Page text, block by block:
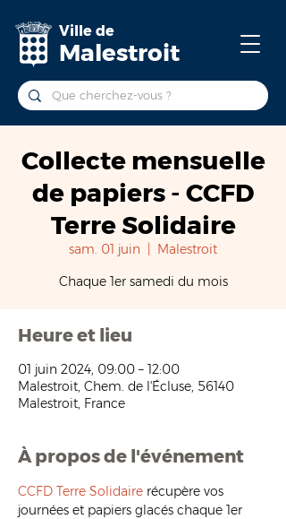
Ville de
Malestroit
Collecte mensuelle
de papiers - CCFD
Terre Solidaire
sam. 01 juin
Malestroit
Chaque 1er samedi du mois
Heure et lieu
01 juin 2024, 09:00 – 12:00
Malestroit, Chem. de l'Écluse, 56140
Malestroit, France
À propos de l'événement
CCFD Terre Solidaire récupère vos
journées et papiers glacés chaque 1er